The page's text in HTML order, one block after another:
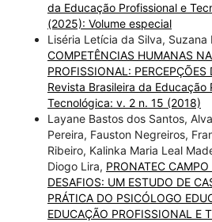
da Educação Profissional e
(2025): Volume especial
Liséria Letícia da Silva, Suzana
COMPETÊNCIAS HUMANAS
PROFISSIONAL:
Revista Brasileira da Educação
Tecnológica: v. 2 n. 15 (2018)
Layane Bastos dos Santos,
Pereira, Fauston Negreiros,
Ribeiro, Kalinka Maria Leal
Diogo Lira, PRONATEC
DESAFIOS: UM ESTUDO DE
PRÁTICA DO PSICÓLOGO
EDUCAÇÃO PROFISSIONAL E